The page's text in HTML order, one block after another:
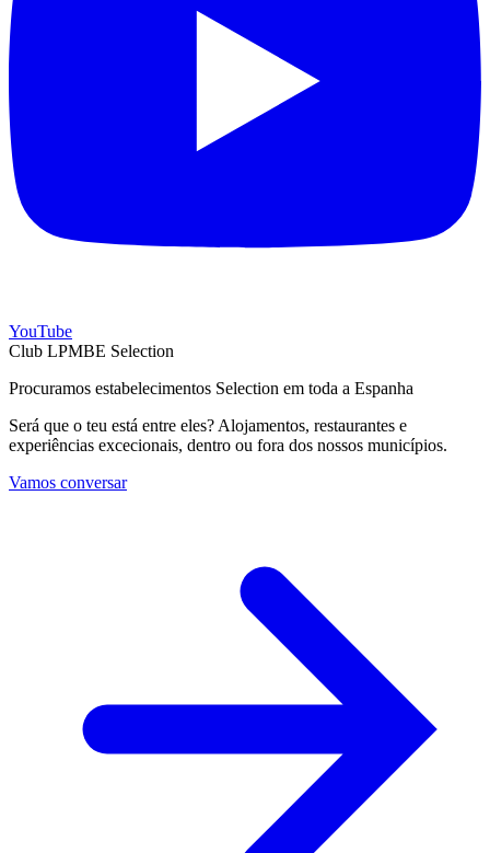
YouTube
Club LPMBE Selection
Procuramos estabelecimentos Selection em toda a Espanha
Será que o teu está entre eles? Alojamentos, restaurantes e
experiências excecionais, dentro ou fora dos nossos municípios.
Vamos conversar